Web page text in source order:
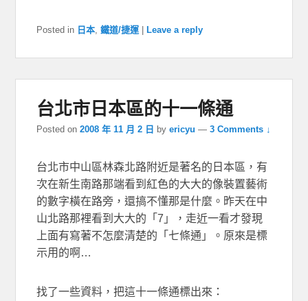
Posted in 日本 ,鐵道/捷運 Leave a reply
台北市日本區的十一條通
Posted on2008 年 11 月 2 日 byericyu —3 Comments ↓
台北市中山區林森北路附近是著名的日本區，有
次在新生南路那端看到紅色的大大的像裝置藝術
的數字橫在路旁，還搞不懂那是什麼。昨天在中
山北路那裡看到大大的「7」，走近一看才發現
上面有寫著不怎麼清楚的「七條通」。原來是標
示用的啊…
找了一些資料，把這十一條通標出來：